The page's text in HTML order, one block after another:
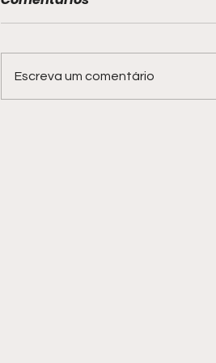
Escreva um comentário